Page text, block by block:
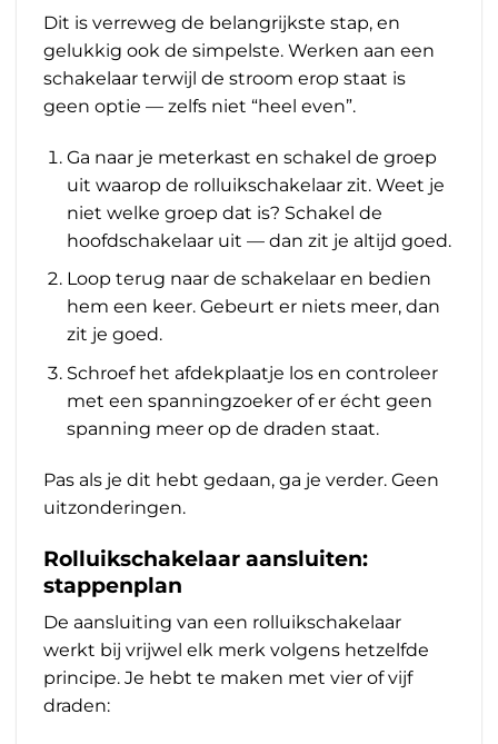
Dit is verreweg de belangrijkste stap, en
gelukkig ook de simpelste. Werken aan een
schakelaar terwijl de stroom erop staat is
geen optie — zelfs niet “heel even”.
Ga naar je meterkast en schakel de groep
uit waarop de rolluikschakelaar zit. Weet je
niet welke groep dat is? Schakel de
hoofdschakelaar uit — dan zit je altijd goed.
Loop terug naar de schakelaar en bedien
hem een keer. Gebeurt er niets meer, dan
zit je goed.
Schroef het afdekplaatje los en controleer
met een spanningzoeker of er écht geen
spanning meer op de draden staat.
Pas als je dit hebt gedaan, ga je verder. Geen
uitzonderingen.
Rolluikschakelaar aansluiten:
stappenplan
De aansluiting van een rolluikschakelaar
werkt bij vrijwel elk merk volgens hetzelfde
principe. Je hebt te maken met vier of vijf
draden: